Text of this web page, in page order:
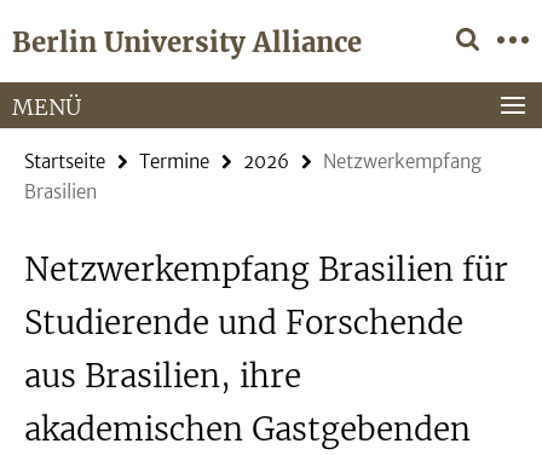
direkt
Inhalt
Berlin University Alliance
Service-
Navigation
MENÜ
Startseite Termine 2026
Netzwerkempfang
Brasilien
Netzwerkempfang Brasilien für
Studierende und Forschende
aus Brasilien, ihre
akademischen Gastgebenden